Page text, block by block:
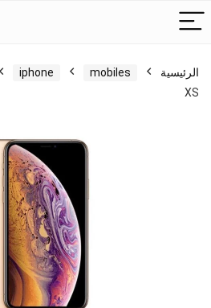
الرئيسية mobiles
iphone
XS